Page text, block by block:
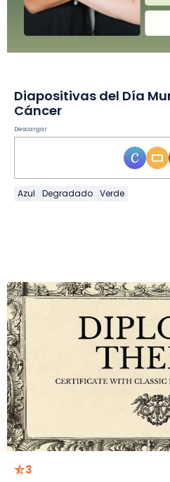
Diapositivas del Día
Cáncer
Descargar
Azul Degradado Verde
3